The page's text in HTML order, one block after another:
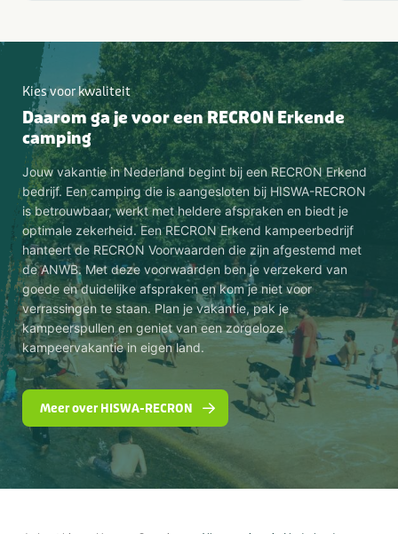
Kies voor kwaliteit
Daarom ga je voor een RECRON Erkende
camping
Jouw vakantie in Nederland begint bij een RECRON Erkend
bedrijf. Een camping die is aangesloten bij HISWA-RECRON
is betrouwbaar, werkt met heldere afspraken en biedt je
optimale zekerheid. Een RECRON Erkend kampeerbedrijf
hanteert de RECRON Voorwaarden die zijn afgestemd met
de ANWB. Met deze voorwaarden ben je verzekerd van
goede en duidelijke afspraken en kom je niet voor
verrassingen te staan. Plan je vakantie, pak je
kampeerspullen en geniet van een zorgeloze
kampeervakantie in eigen land.
Meer over HISWA-RECRON